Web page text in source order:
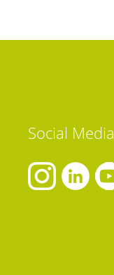
Social Media